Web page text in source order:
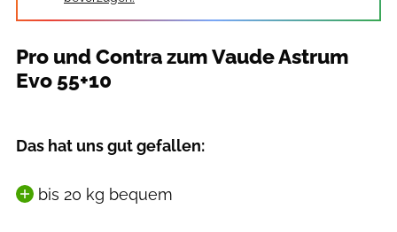
Pro und Contra zum Vaude Astrum
Evo 55+10
Das hat uns gut gefallen:
bis 20 kg bequem